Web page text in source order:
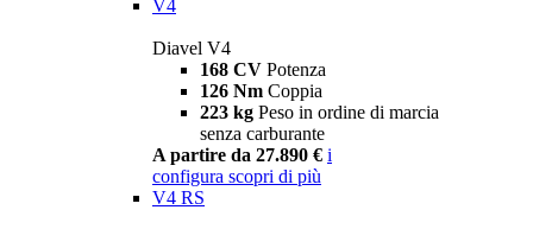
V4
Diavel V4
168 CV Potenza
126 Nm Coppia
223 kg Peso in ordine di marcia
senza carburante
A partire da 27.890 € i
configura scopri di più
V4 RS